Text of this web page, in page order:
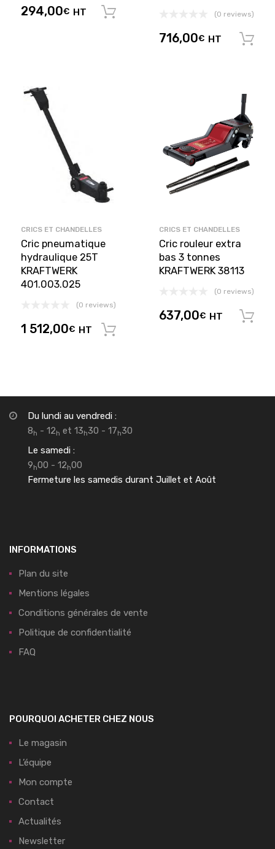
294,00€ HT (0 reviews)
716,00€ HT
CRICS ET CHANDELLES
Cric pneumatique
hydraulique 25T
KRAFTWERK
401.003.025
(0 reviews)
1 512,00€ HT
CRICS ET CHANDELLES
Cric rouleur extra
bas 3 tonnes
KRAFTWERK 38113
(0 reviews)
637,00€ HT
Du lundi au vendredi :
8h - 12h et 13h30 - 17h30
Le samedi :
9h00 - 12h00
Fermeture les samedis durant Juillet et Août
INFORMATIONS
Plan du site
Mentions légales
Conditions générales de vente
Politique de confidentialité
FAQ
POURQUOI ACHETER CHEZ NOUS
Le magasin
L’équipe
Mon compte
Contact
Actualités
Newsletter